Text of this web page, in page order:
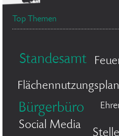
Top Themen
Standesamt
Flächennutzungsplan
Bürgerbüro
Social Media